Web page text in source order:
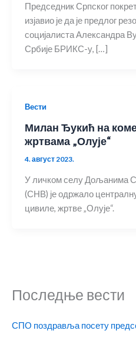
Председник Српског
изјавио је да је предлог
социјалиста Александра
Србије БРИКС-у, […]
Вести
Милан Ђукић на
жртвама „Олује“
4. август 2023.
У личком селу Дољанима
(СНВ) је одржало
цивиле, жртве „Олује“.
Последње вести
СПО поздравља посету